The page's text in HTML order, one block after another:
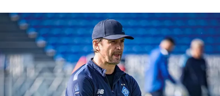
КІБЕРСПОРТ
ЧС-2026
ФУТЗАЛ
ІНШІ